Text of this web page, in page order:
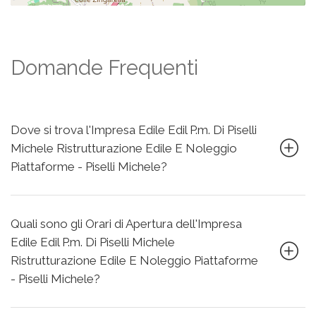
Domande Frequenti
Dove si trova l'Impresa Edile Edil P.m. Di Piselli
Michele Ristrutturazione Edile E Noleggio
Piattaforme - Piselli Michele?
Quali sono gli Orari di Apertura dell'Impresa
Edile Edil P.m. Di Piselli Michele
Ristrutturazione Edile E Noleggio Piattaforme
- Piselli Michele?